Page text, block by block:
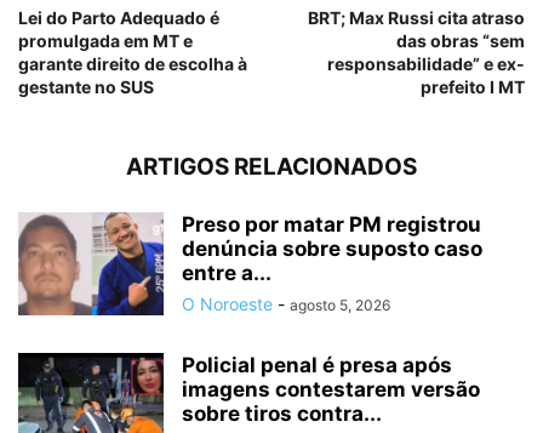
Lei do Parto Adequado é
promulgada em MT e
garante direito de escolha à
gestante no SUS
BRT; Max Russi cita atraso
das obras “sem
responsabilidade” e ex-
prefeito I MT
ARTIGOS RELACIONADOS
Preso por matar PM registrou
denúncia sobre suposto caso
entre a...
O Noroeste - agosto 5, 2026
Policial penal é presa após
imagens contestarem versão
sobre tiros contra...